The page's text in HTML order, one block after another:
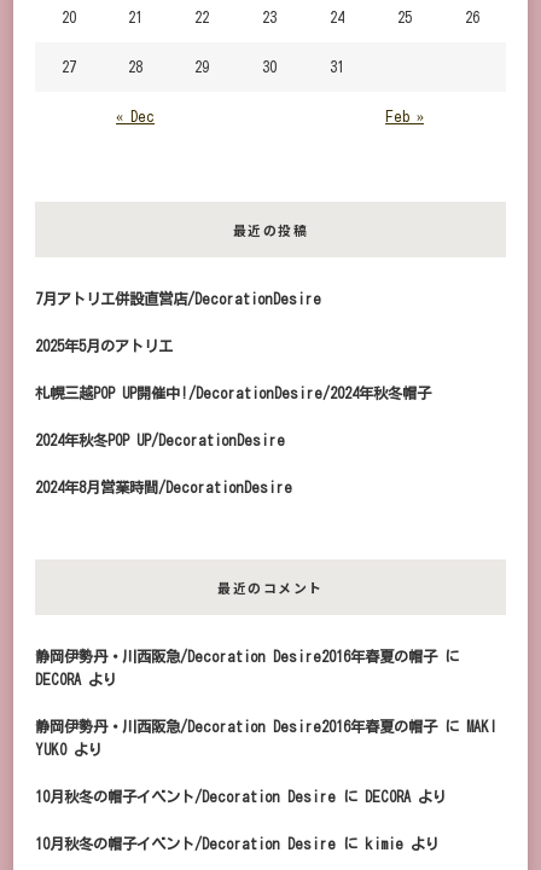
« Dec Feb »
20 21 22 23 24 25 26
27 28 29 30 31
最近の投稿
7月アトリエ併設直営店/DecorationDesire
2025年5月のアトリエ
札幌三越POP UP開催中!/DecorationDesire/2024年秋冬帽子
2024年秋冬POP UP/DecorationDesire
2024年8月営業時間/DecorationDesire
最近のコメント
静岡伊勢丹・川西阪急/Decoration Desire2016年春夏の帽子に
DECORA より
静岡伊勢丹・川西阪急/Decoration Desire2016年春夏の帽子に
MAKI
YUKOより
10月秋冬の帽子イベント/Decoration Desire に DECORA より
10月秋冬の帽子イベント/Decoration Desire に kimie より